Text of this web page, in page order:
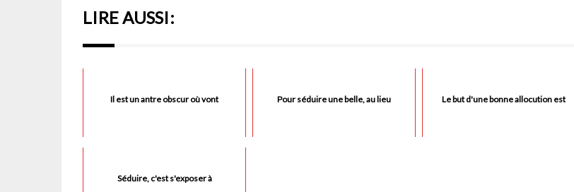
LIRE AUSSI:
Il est un antre obscur où vont Pour séduire une belle, au lieu Le but d'une bonne allocution est
Séduire, c'est s'exposer à